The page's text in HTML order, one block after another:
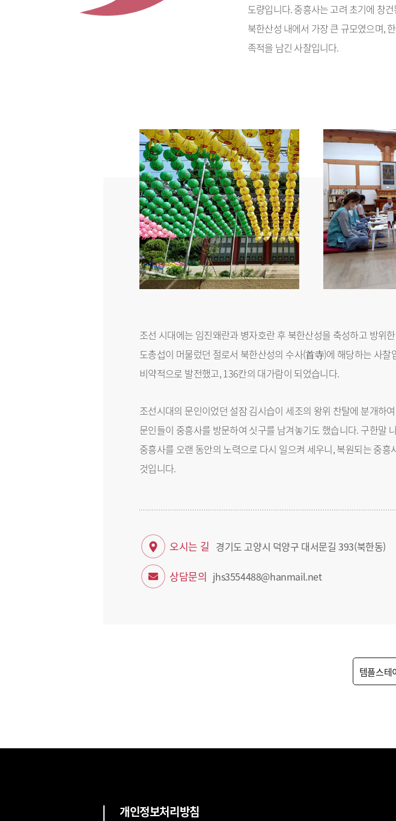
도량입니다. 중흥사는 고려 초기에 창
북한산성 내에서 가장 큰 규모였으며,
족적을 남긴 사찰입니다.
조선 시대에는 임진왜란과 병자호란 후 북한산성을 축성하고 방위
도총섭이 머물렀던 절로서 북한산성의 수사(首寺)에 해당하는 사
비약적으로 발전했고, 136칸의 대가람이 되었습니다.
조선시대의 문인이었던 설잠 김시습이 세조의 왕위 찬탈에 분개하
문인들이 중흥사를 방문하여 싯구를 남겨놓기도 했습니다. 구한말
중흥사를 오랜 동안의 노력으로 다시 일으켜 세우니, 복원되는 중
것입니다.
오시는 길 경기도 고양시 덕양구 대서문길 393(북한동)
상담문의 jhs3554488@hanmail.net
템플스테
개인정보처리방침